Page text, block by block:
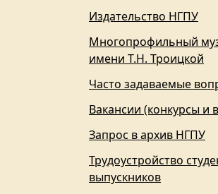
Издательство НГПУ
Многопрофильный
имени Т.Н. Троицкой
Часто задаваемые
Вакансии (конкурсы и
Запрос в архив НГПУ
Трудоустройство
выпускников